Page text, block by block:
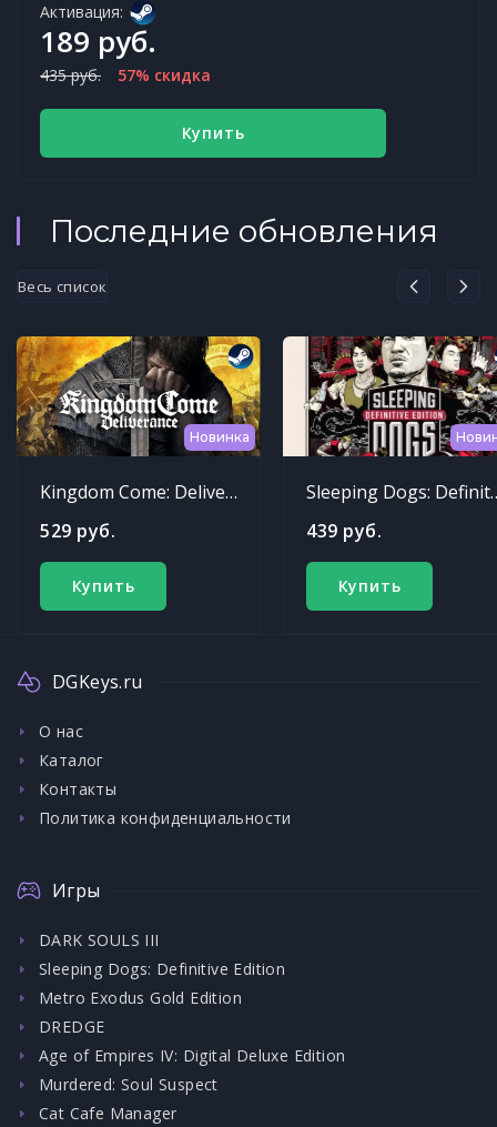
Активация:
189 руб.
435 руб. 57% скидка
Купить
Последние обновления
Весь список
Новинка
Kingdom Come: Deliverance
529 руб.
Купить
Sleeping
439 руб.
Купить
DGKeys.ru
О нас
Каталог
Контакты
Политика конфиденциальности
Игры
DARK SOULS III
Sleeping Dogs: Definitive Edition
Metro Exodus Gold Edition
DREDGE
Age of Empires IV: Digital Deluxe Edition
Murdered: Soul Suspect
Cat Cafe Manager